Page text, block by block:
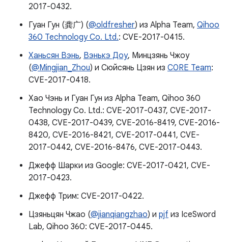
2017-0432.
Гуан Гун (龚广) (@oldfresher) из Alpha Team, Qihoo
360 Technology Co. Ltd.: CVE-2017-0415.
Ханьсян Вэнь, Вэнькэ Доу, Минцзянь Чжоу
(@Mingjian_Zhou) и Сюйсянь Цзян из C0RE Team:
CVE-2017-0418.
Хао Чэнь и Гуан Гун из Alpha Team, Qihoo 360
Technology Co. Ltd.: CVE-2017-0437, CVE-2017-
0438, CVE-2017-0439, CVE-2016-8419, CVE-2016-
8420, CVE-2016-8421, CVE-2017-0441, CVE-
2017-0442, CVE-2016-8476, CVE-2017-0443.
Джефф Шарки из Google: CVE-2017-0421, CVE-
2017-0423.
Джефф Трим: CVE-2017-0422.
Цзяньцян Чжао (@jianqiangzhao) и pjf из IceSword
Lab, Qihoo 360: CVE-2017-0445.